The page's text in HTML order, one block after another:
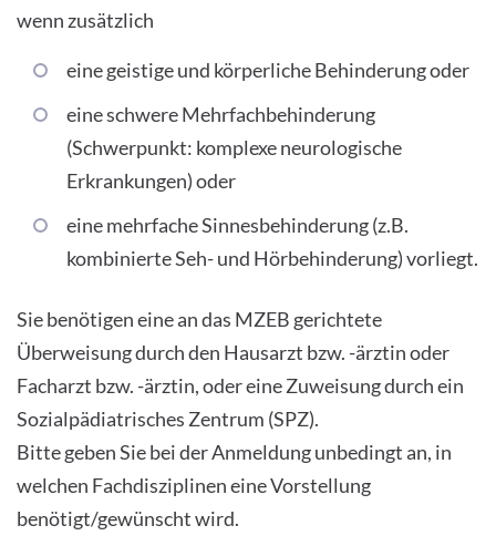
wenn zusätzlich
eine geistige und körperliche Behinderung oder
eine schwere Mehrfachbehinderung
(Schwerpunkt: komplexe neurologische
Erkrankungen) oder
eine mehrfache Sinnesbehinderung (z.B.
kombinierte Seh- und Hörbehinderung) vorliegt.
Sie benötigen eine an das MZEB gerichtete
Überweisung durch den Hausarzt bzw. -ärztin oder
Facharzt bzw. -ärztin, oder eine Zuweisung durch ein
Sozialpädiatrisches Zentrum (SPZ).
Bitte geben Sie bei der Anmeldung unbedingt an, in
welchen Fachdisziplinen eine Vorstellung
benötigt/gewünscht wird.